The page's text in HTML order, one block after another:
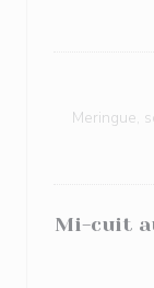
Meringue,
Mi-cuit